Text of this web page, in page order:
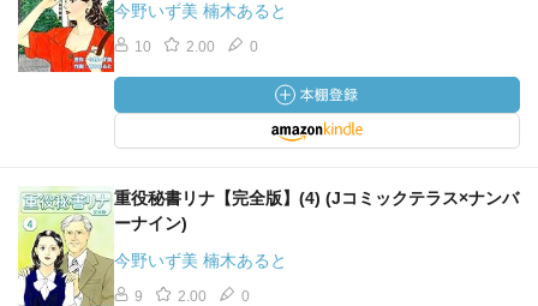
今野いず美 楠木あると
10 2.00 0
重役秘書リナ【完全版】(4) (Jコミックテラス×ナンバ
ーナイン)
今野いず美 楠木あると
9 2.00 0